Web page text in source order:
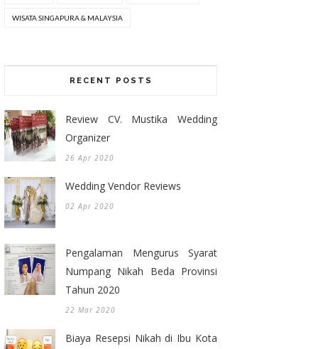
WISATA SINGAPURA & MALAYSIA
RECENT POSTS
Review CV. Mustika Wedding
Organizer
26 Apr 2020
Wedding Vendor Reviews
02 Apr 2020
Pengalaman Mengurus Syarat
Numpang Nikah Beda Provinsi
Tahun 2020
22 Mar 2020
Biaya Resepsi Nikah di Ibu Kota